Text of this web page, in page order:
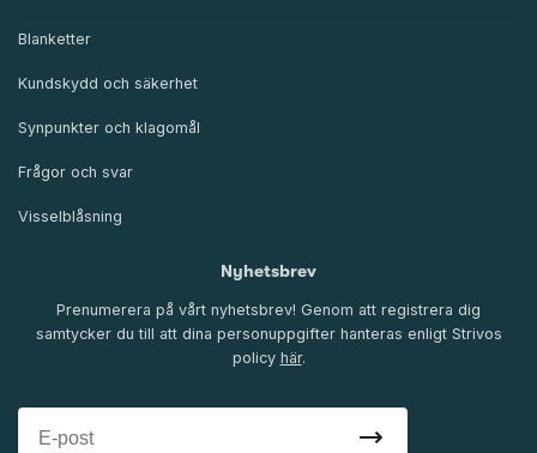
Blanketter
Kundskydd och säkerhet
Synpunkter och klagomål
Frågor och svar
Visselblåsning
Nyhetsbrev
Prenumerera på vårt nyhetsbrev! Genom att registrera dig
samtycker du till att dina personuppgifter hanteras enligt Strivos
policy här.